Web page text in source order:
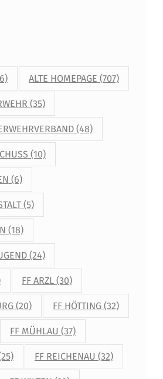
ALTE HOMEPAGE (707)
(35)
(48)
(10)
(6)
(5)
(18)
(24)
FF ARZL (30)
(20) FF HÖTTING (32)
FF MÜHLAU (37)
FF REICHENAU (32)